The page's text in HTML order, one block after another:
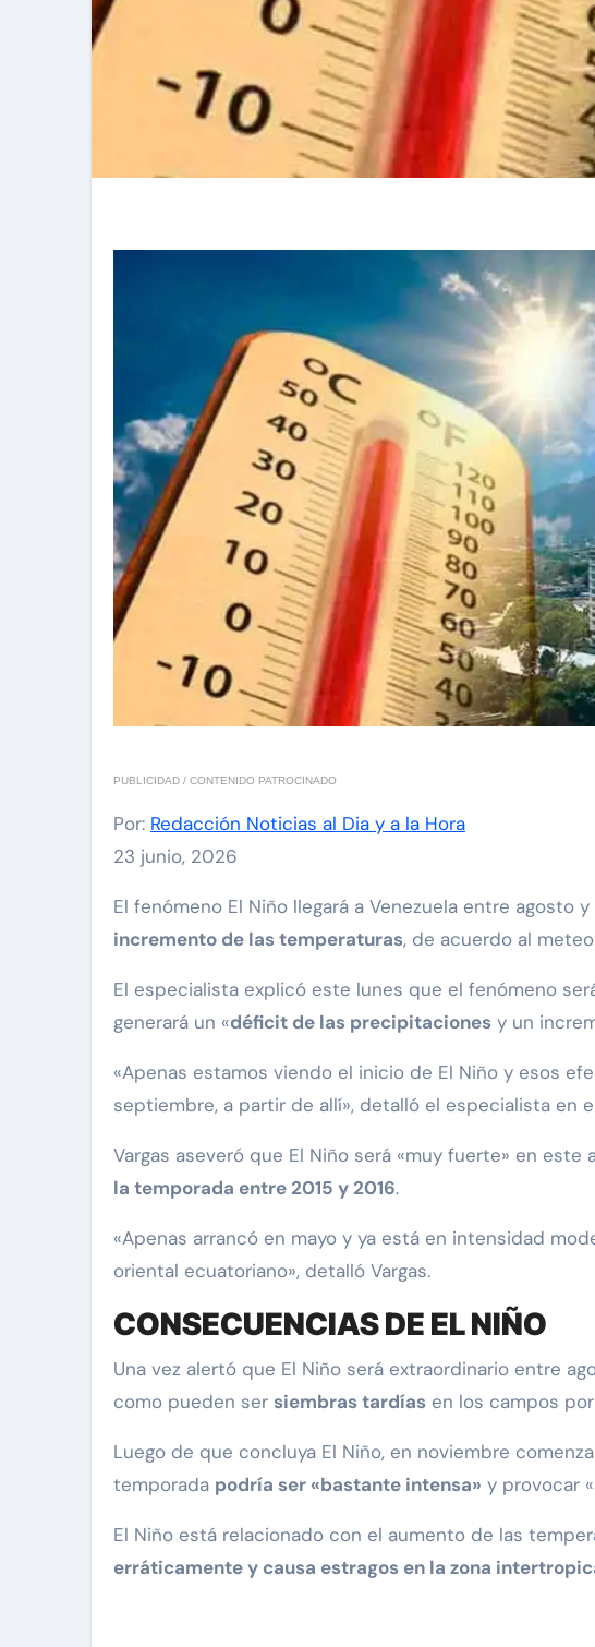
PUBLICIDAD / CONTENIDO PATROCINADO
Por: Redacción Noticias al Dia y a la Hora
23 junio, 2026
El fenómeno El Niño llegará a Venezuela entre agosto
incremento de las temperaturas, de acuerdo al
El especialista explicó este lunes que el fenómeno
generará un «déficit de las precipitaciones y un
«Apenas estamos viendo el inicio de El Niño y esos
septiembre, a partir de allí», detalló el especialista en
Vargas aseveró que El Niño será «muy fuerte» en
la temporada entre 2015 y 2016.
«Apenas arrancó en mayo y ya está en intensidad
oriental ecuatoriano», detalló Vargas.
CONSECUENCIAS DE EL NIÑO
Una vez alertó que El Niño será extraordinario entre
como pueden ser siembras tardías en los campos
Luego de que concluya El Niño, en noviembre
temporada podría ser «bastante intensa» y provocar
El Niño está relacionado con el aumento de las
erráticamente y causa estragos en la zona